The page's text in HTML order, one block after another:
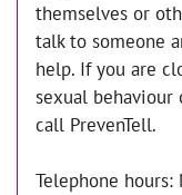
themselves or
talk to someone
help. If you are
sexual behaviour
call PrevenTell.
Telephone hours: